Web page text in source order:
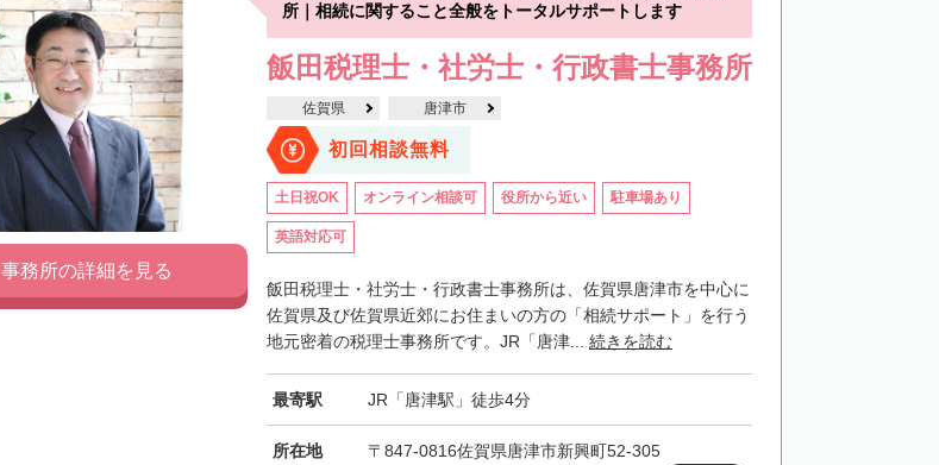
所｜相続に関すること全般をトータルサポートします
飯田税理士・社労士・行政書士事務所
佐賀県 唐津市
初回相談無料
土日祝OK オンライン相談可 役所から近い 駐車場あり
英語対応可
飯田税理士・社労士・行政書士事務所は、佐賀県唐津市を中心に
佐賀県及び佐賀県近郊にお住まいの方の「相続サポート」を行う
地元密着の税理士事務所です。JR「唐津... 続きを読む
最寄駅 JR「唐津駅」徒歩4分
所在地 〒847-0816佐賀県唐津市新興町52-305
事務所の詳細を見る